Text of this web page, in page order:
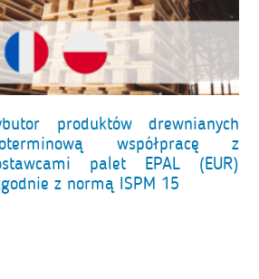
produktów drewnianych
współpracę z
palet EPAL (EUR)
z normą ISPM 15